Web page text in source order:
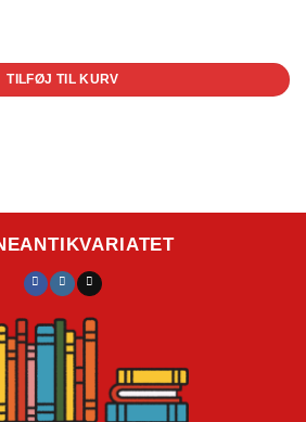
nr. 3 antal
TILFØJ TIL KURV